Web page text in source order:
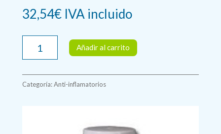
32,54€ IVA incluido
500mg
cápsulas.
Añadir al carrito
Categoría:Anti-inflamatorios